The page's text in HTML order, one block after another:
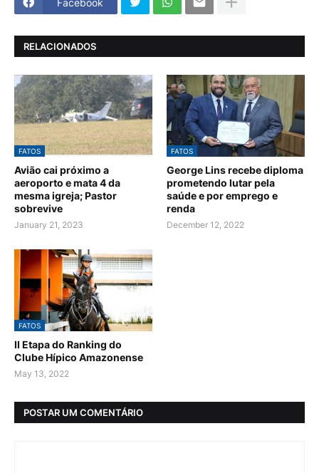
RELACIONADOS
FATOS
Avião cai próximo a
aeroporto e mata 4 da
mesma igreja; Pastor
sobrevive
January 21, 2023
FATOS
George Lins recebe diploma
prometendo lutar pela
saúde e por emprego e
renda
December 12, 2022
FATOS
II Etapa do Ranking do
Clube Hípico Amazonense
May 13, 2022
POSTAR UM COMENTÁRIO